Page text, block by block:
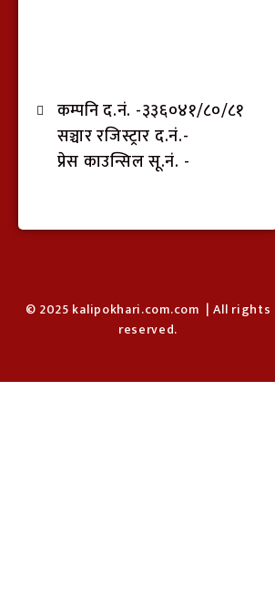
कम्पनि द.नं. -३३६०४१/८०/८१
सञ्चार रजिस्ट्रार द.नं.-
प्रेस काउन्सिल सू.नं. -
© 2025 kalipokhari.com.com | All rights
reserved.